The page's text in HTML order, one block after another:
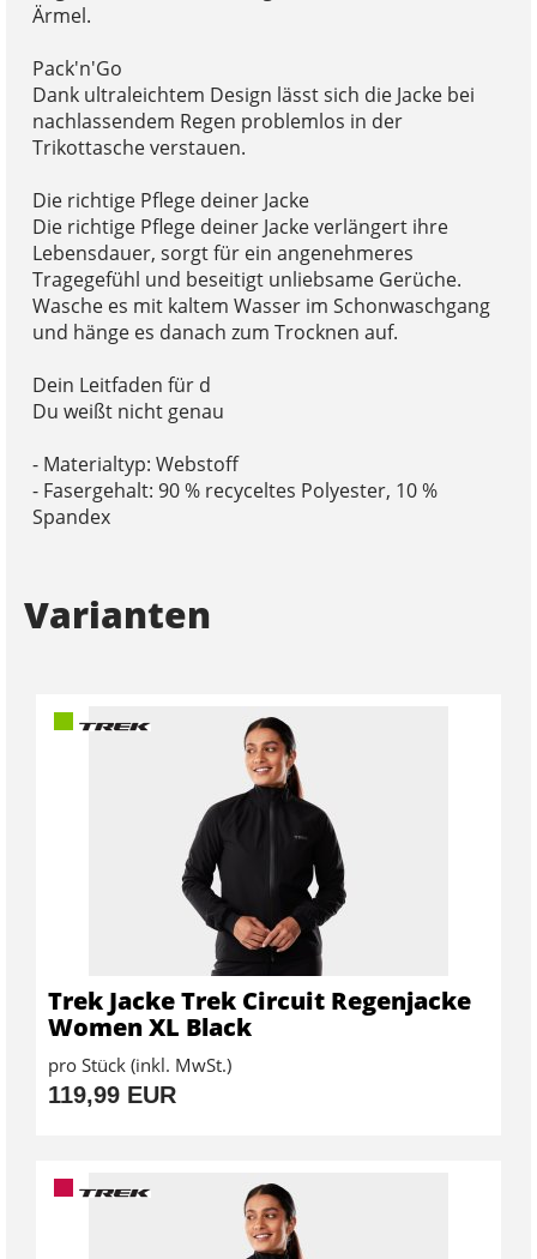
Ärmel.
Pack'n'Go
Dank ultraleichtem Design lässt sich die Jacke bei
nachlassendem Regen problemlos in der
Trikottasche verstauen.
Die richtige Pflege deiner Jacke
Die richtige Pflege deiner Jacke verlängert ihre
Lebensdauer, sorgt für ein angenehmeres
Tragegefühl und beseitigt unliebsame Gerüche.
Wasche es mit kaltem Wasser im Schonwaschgang
und hänge es danach zum Trocknen auf.
Dein Leitfaden für d
Du weißt nicht genau
- Materialtyp: Webstoff
- Fasergehalt: 90 % recyceltes Polyester, 10 %
Spandex
Varianten
Trek Jacke Trek Circuit Regenjacke
Women XL Black
pro Stück (inkl. MwSt.)
119,99 EUR